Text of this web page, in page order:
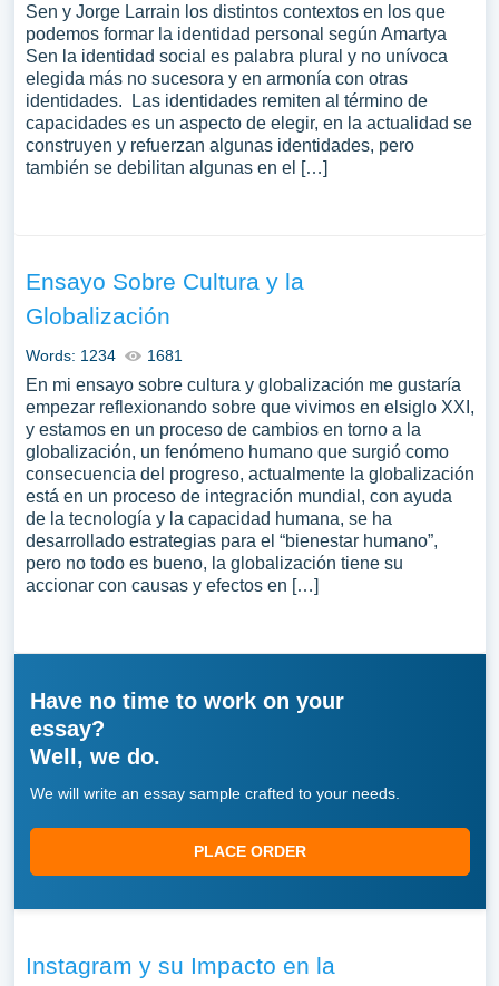
Sen y Jorge Larrain los distintos contextos en los que
podemos formar la identidad personal según Amartya
Sen la identidad social es palabra plural y no unívoca
elegida más no sucesora y en armonía con otras
identidades. Las identidades remiten al término de
capacidades es un aspecto de elegir, en la actualidad se
construyen y refuerzan algunas identidades, pero
también se debilitan algunas en el […]
Ensayo Sobre Cultura y la
Globalización
Words: 1234 1681
En mi ensayo sobre cultura y globalización me gustaría
empezar reflexionando sobre que vivimos en elsiglo XXI,
y estamos en un proceso de cambios en torno a la
globalización, un fenómeno humano que surgió como
consecuencia del progreso, actualmente la globalización
está en un proceso de integración mundial, con ayuda
de la tecnología y la capacidad humana, se ha
desarrollado estrategias para el “bienestar humano”,
pero no todo es bueno, la globalización tiene su
accionar con causas y efectos en […]
Have no time to work on your
essay?
Well, we do.
We will write an essay sample crafted to your needs.
PLACE ORDER
Instagram y su Impacto en la